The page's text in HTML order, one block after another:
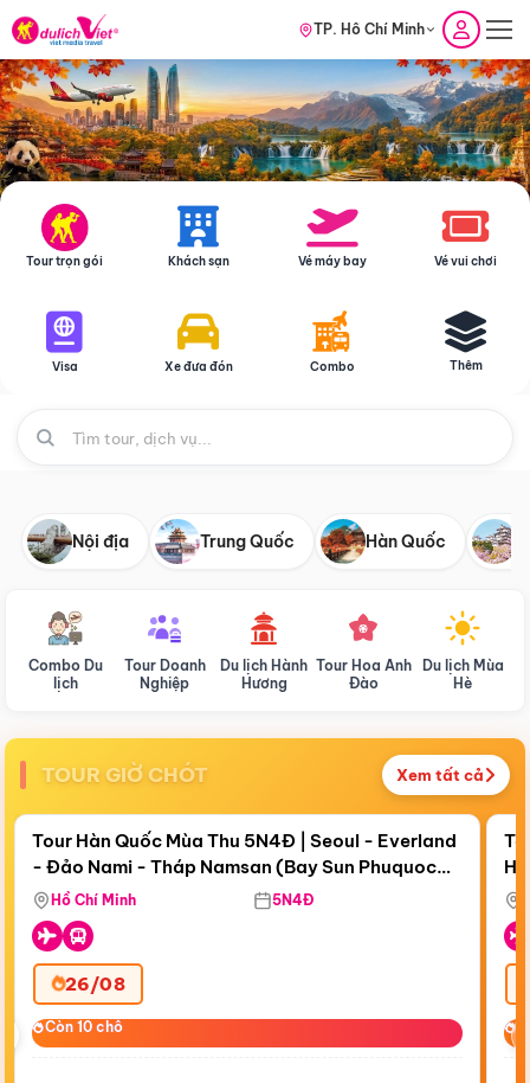
TP. Hồ Chí Minh
Tour trọn gói Khách sạn Vé máy bay Vé vui chơi
Visa Xe đưa đón Combo Thêm
Nội địa Trung Quốc Hàn Quốc
Combo Du
lịch
Tour Doanh
Nghiệp
Du lịch Hành
Hương
Tour Hoa Anh
Đào
Du lịch Mùa
Hè
TOUR GIỜ CHÓT Xem tất cả
Còn19 ngày 07:12:08
Điểm nổi bật
Tour Hàn Quốc Mùa Thu 5N4Đ | Seoul - Everland
- Đảo Nami - Tháp Namsan (Bay Sun Phuquoc
Airways)
Hồ Chí Minh 5N4Đ
26/08
Còn 10 chỗ
Còn 10 chỗ